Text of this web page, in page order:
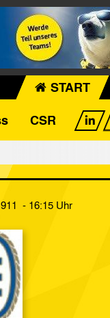
START
CSR
- 16:15 Uhr